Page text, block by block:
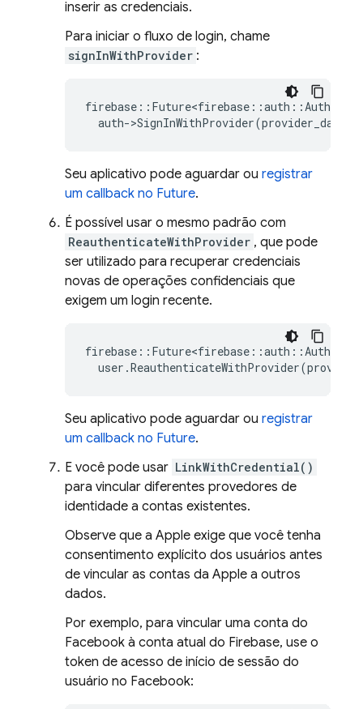
inserir as credenciais.
Para iniciar o fluxo de login, chame
signInWithProvider :
firebase :: Future<firebase ::auth ::
auth->SignInWithProvider(provider_data
Seu aplicativo pode aguardar ou registrar
um callback no Future.
É possível usar o mesmo padrão com
ReauthenticateWithProvider , que pode
ser utilizado para recuperar credenciais
novas de operações confidenciais que
exigem um login recente.
firebase :: Future<firebase ::auth ::
user .ReauthenticateWithProvider(
Seu aplicativo pode aguardar ou registrar
um callback no Future.
E você pode usar LinkWithCredential()
para vincular diferentes provedores de
identidade a contas existentes.
Observe que a Apple exige que você tenha
consentimento explícito dos usuários antes
de vincular as contas da Apple a outros
dados.
Por exemplo, para vincular uma conta do
Facebook à conta atual do Firebase, use o
token de acesso de início de sessão do
usuário no Facebook: